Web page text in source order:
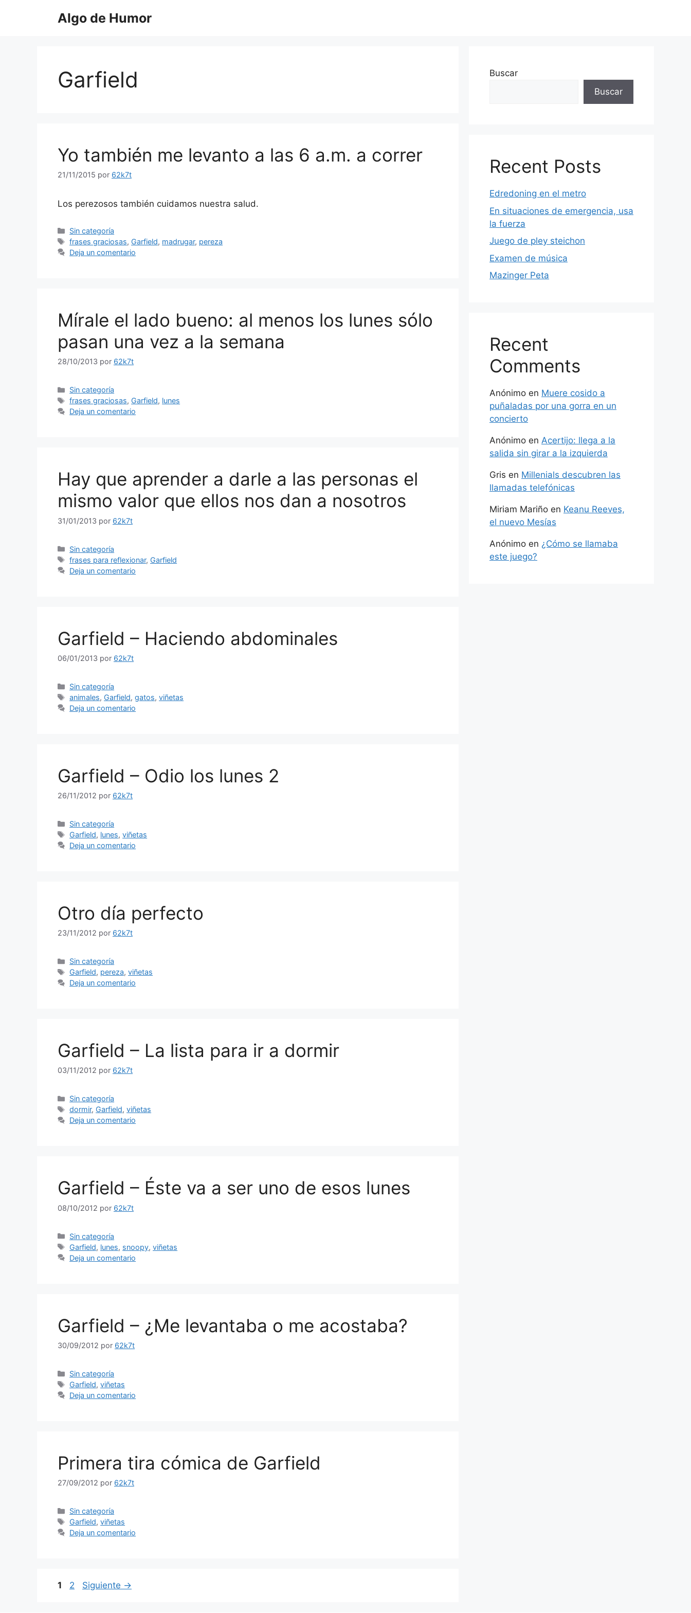
Algo de Humor
Garfield
Yo también me levanto a las 6 a.m. a correr
21/11/2015 por 62k7t
Los perezosos también cuidamos nuestra salud.
Categorías
Sin categoría
Etiquetas
frases graciosas, Garfield, madrugar, pereza
Deja un comentario
Mírale el lado bueno: al menos los lunes sólo
pasan una vez a la semana
28/10/2013 por 62k7t
Categorías
Sin categoría
Etiquetas
frases graciosas, Garfield, lunes
Deja un comentario
Hay que aprender a darle a las personas el
mismo valor que ellos nos dan a nosotros
31/01/2013 por 62k7t
Categorías
Sin categoría
Etiquetas
frases para reflexionar, Garfield
Deja un comentario
Garfield – Haciendo abdominales
06/01/2013 por 62k7t
Categorías
Sin categoría
Etiquetas
animales, Garfield,gatos,viñetas
Deja un comentario
Garfield – Odio los lunes 2
26/11/2012 por 62k7t
Categorías
Sin categoría
Etiquetas
Garfield, lunes,viñetas
Deja un comentario
Otro día perfecto
23/11/2012 por 62k7t
Categorías
Sin categoría
Etiquetas
Garfield, pereza,viñetas
Deja un comentario
Garfield – La lista para ir a dormir
03/11/2012 por 62k7t
Categorías
Sin categoría
Etiquetas
dormir, Garfield,viñetas
Deja un comentario
Garfield – Éste va a ser uno de esos lunes
08/10/2012 por 62k7t
Categorías
Sin categoría
Etiquetas
Garfield, lunes, snoopy,viñetas
Deja un comentario
Garfield – ¿Me levantaba o me acostaba?
30/09/2012 por 62k7t
Categorías
Sin categoría
Etiquetas
Garfield,viñetas
Deja un comentario
Primera tira cómica de Garfield
27/09/2012 por 62k7t
Categorías
Sin categoría
Etiquetas
Garfield,viñetas
Deja un comentario
Página
1 Página
2 Siguiente →
Buscar
Buscar
Recent Posts
Edredoning en el metro
En situaciones de emergencia, usa
la fuerza
Juego de pley steichon
Examen de música
Mazinger Peta
Recent
Comments
Anónimo en Muere cosido a
puñaladas por una gorra en un
concierto
Anónimo en Acertijo: llega a la
salida sin girar a la izquierda
Gris en Millenials descubren las
llamadas telefónicas
Miriam Mariño en Keanu Reeves,
el nuevo Mesías
Anónimo en ¿Cómo se llamaba
este juego?